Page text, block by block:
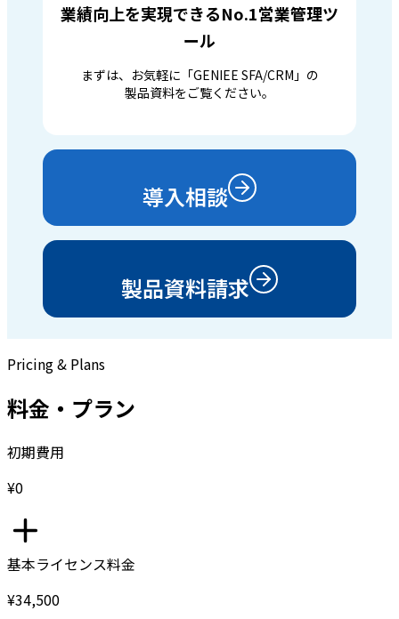
業績向上を実現できるNo.1営業管理ツ
ール
まずは、お気軽に「GENIEE SFA/CRM」の
製品資料をご覧ください。
導入相談
製品資料請求
Pricing & Plans
料金・プラン
初期費用
¥0
基本ライセンス料金
¥34,500